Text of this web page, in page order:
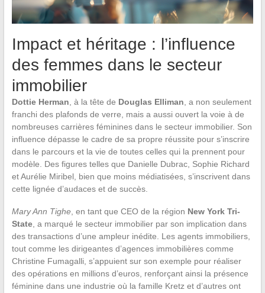
Impact et héritage : l’influence
des femmes dans le secteur
immobilier
Dottie Herman , à la tête de Douglas Elliman , a non seulement
franchi des plafonds de verre, mais a aussi ouvert la voie à de
nombreuses carrières féminines dans le secteur immobilier. Son
influence dépasse le cadre de sa propre réussite pour s’inscrire
dans le parcours et la vie de toutes celles qui la prennent pour
modèle. Des figures telles que Danielle Dubrac, Sophie Richard
et Aurélie Miribel, bien que moins médiatisées, s’inscrivent dans
cette lignée d’audaces et de succès.
Mary Ann Tighe, en tant que CEO de la région New York Tri-
State, a marqué le secteur immobilier par son implication dans
des transactions d’une ampleur inédite. Les agents immobiliers,
tout comme les dirigeantes d’agences immobilières comme
Christine Fumagalli, s’appuient sur son exemple pour réaliser
des opérations en millions d’euros, renforçant ainsi la présence
féminine dans une industrie où la famille Kretz et d’autres ont